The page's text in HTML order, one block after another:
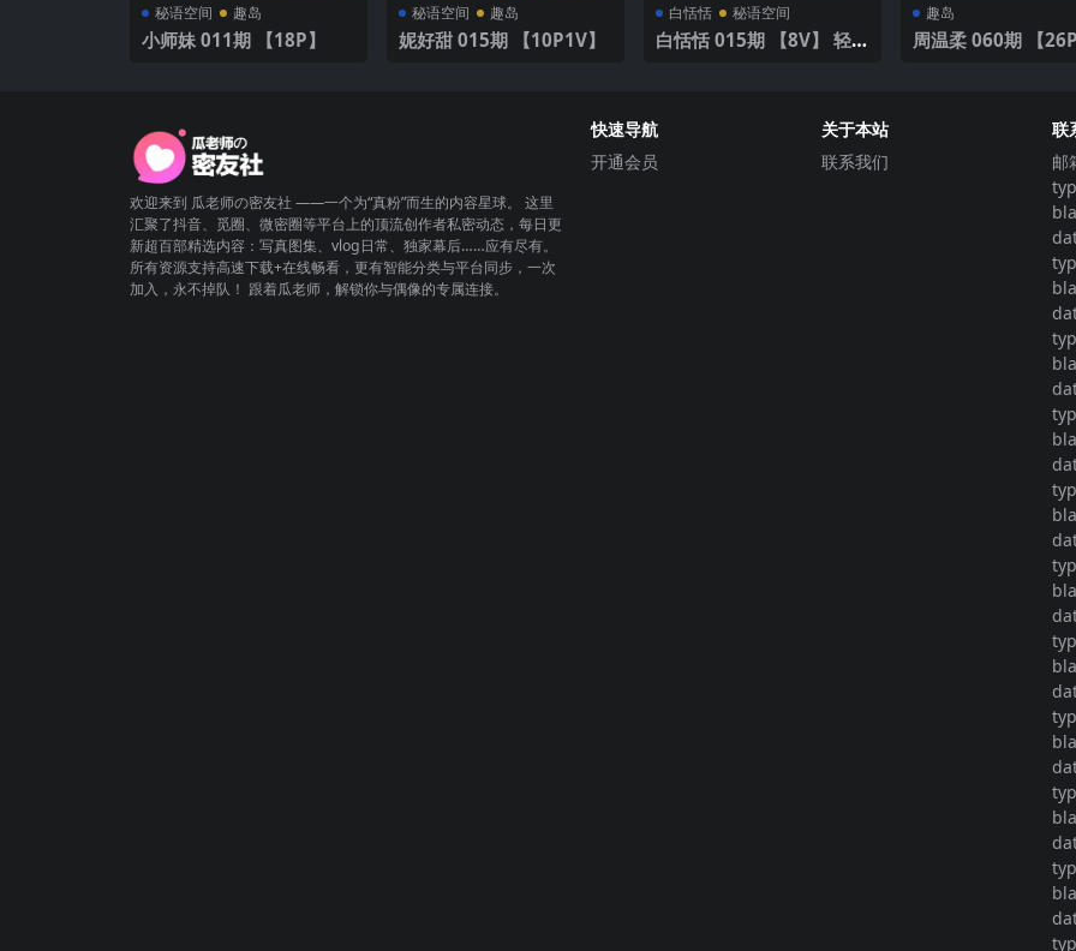
秘语空间 趣岛
小师妹 011期 【18P】
秘语空间 趣岛
妮好甜 015期 【10P1V】
白恬恬 秘语空间
白恬恬 015期 【8V】 轻盈
趣岛
周温柔 060期 【26P】20
欢迎来到 瓜老师の密友社 ——一个为“真粉”而生的内容星球。 这里
汇聚了抖音、觅圈、微密圈等平台上的顶流创作者私密动态，每日更
新超百部精选内容：写真图集、vlog日常、独家幕后……应有尽有。
所有资源支持高速下载+在线畅看，更有智能分类与平台同步，一次
加入，永不掉队！ 跟着瓜老师，解锁你与偶像的专属连接。
快速导航
开通会员
关于本站
联系我们
联
邮